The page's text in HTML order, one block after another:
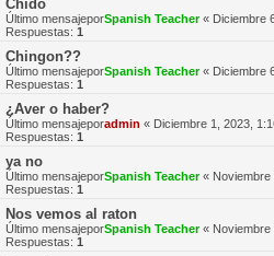
Chido
Último mensajeporSpanish Teacher« Diciembre
Respuestas: 1
Chingon??
Último mensajeporSpanish Teacher« Diciembre
Respuestas: 1
¿Aver o haber?
Último mensajeporadmin « Diciembre 1, 2023,
Respuestas: 1
ya no
Último mensajeporSpanish Teacher« Noviembre
Respuestas: 1
Nos vemos al raton
Último mensajeporSpanish Teacher« Noviembre
Respuestas: 1